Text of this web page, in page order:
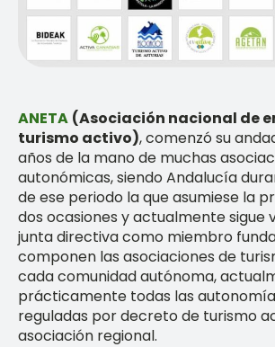
ANETA (Asociación nacional de
turismo activo), comenzó su
años de la mano de muchas
autonómicas, siendo Andalucía
de ese periodo la que asumiese la
dos ocasiones y actualmente sigue
junta directiva como miembro
componen las asociaciones de
cada comunidad autónoma,
prácticamente todas las
reguladas por decreto de turismo
asociación regional.